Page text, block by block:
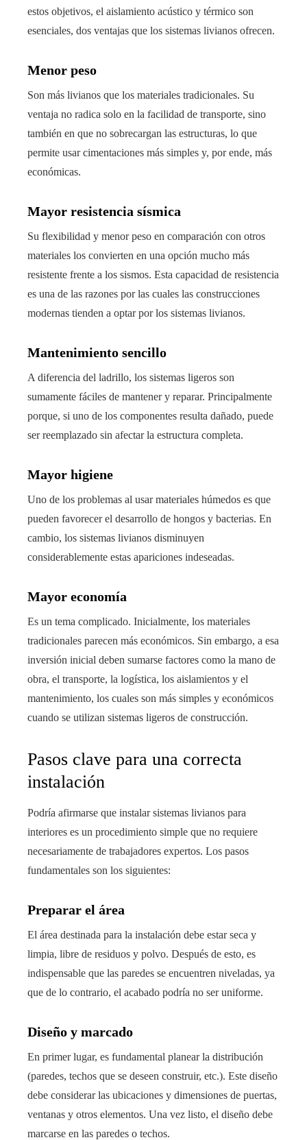
estos objetivos, el aislamiento acústico y térmico son
esenciales, dos ventajas que los sistemas livianos ofrecen.
Menor peso
Son más livianos que los materiales tradicionales. Su
ventaja no radica solo en la facilidad de transporte, sino
también en que no sobrecargan las estructuras, lo que
permite usar cimentaciones más simples y, por ende, más
económicas.
Mayor resistencia sísmica
Su flexibilidad y menor peso en comparación con otros
materiales los convierten en una opción mucho más
resistente frente a los sismos. Esta capacidad de resistencia
es una de las razones por las cuales las construcciones
modernas tienden a optar por los sistemas livianos.
Mantenimiento sencillo
A diferencia del ladrillo, los sistemas ligeros son
sumamente fáciles de mantener y reparar. Principalmente
porque, si uno de los componentes resulta dañado, puede
ser reemplazado sin afectar la estructura completa.
Mayor higiene
Uno de los problemas al usar materiales húmedos es que
pueden favorecer el desarrollo de hongos y bacterias. En
cambio, los sistemas livianos disminuyen
considerablemente estas apariciones indeseadas.
Mayor economía
Es un tema complicado. Inicialmente, los materiales
tradicionales parecen más económicos. Sin embargo, a esa
inversión inicial deben sumarse factores como la mano de
obra, el transporte, la logística, los aislamientos y el
mantenimiento, los cuales son más simples y económicos
cuando se utilizan sistemas ligeros de construcción.
Pasos clave para una correcta
instalación
Podría afirmarse que instalar sistemas livianos para
interiores es un procedimiento simple que no requiere
necesariamente de trabajadores expertos. Los pasos
fundamentales son los siguientes:
Preparar el área
El área destinada para la instalación debe estar seca y
limpia, libre de residuos y polvo. Después de esto, es
indispensable que las paredes se encuentren niveladas, ya
que de lo contrario, el acabado podría no ser uniforme.
Diseño y marcado
En primer lugar, es fundamental planear la distribución
(paredes, techos que se deseen construir, etc.). Este diseño
debe considerar las ubicaciones y dimensiones de puertas,
ventanas y otros elementos. Una vez listo, el diseño debe
marcarse en las paredes o techos.